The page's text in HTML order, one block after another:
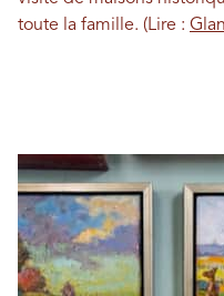
toute la famille. (Lire :